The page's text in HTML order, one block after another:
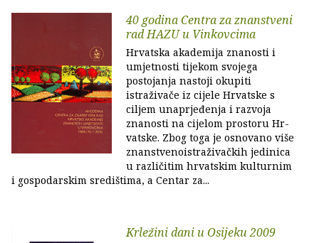
40 godina Centra za znanstveni
rad HAZU u Vinkovcima
Hrvatska akademija znanosti i
umjetnosti tijekom svojega
postojanja nastoji okupiti
istraživače iz cijele Hrvatske s
ciljem unaprjeđenja i razvoja
znanosti na cijelom prostoru Hr­
vatske. Zbog toga je osnovano više
znanstvenoistraživačkih jedinica
u različitim hrvatskim kulturnim
i gospodarskim središtima, a Centar za...
Krležini dani u Osijeku 2009